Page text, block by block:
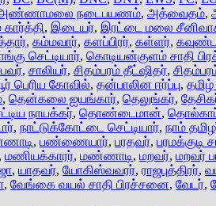
நடைபயணம், அத்வைதம்,
, இடையர், இரட்டை மலை
, கம்மவார், களப்பிரர், கள்ளர்,
செட்டியார், கொடியன்குளம் சாதி
, சாலியர், சிதம்பரம் தீட்ஷிதர்,
பெரிய கோவில், தன்பாலின ஈர்ப்பு, தமிழ்
, தென்கலை ஐயங்கார், தெலுங்கர்,
நாயக்கர், தொண்டைமான்,
, நாட்டுக்கோட்டை செட்டியார், நாம்
, பண்ணையார், பரதவர், பரமக்குடி
, மணியக்காரர், மண்ணாடி, மறவர், மறவர்
, யாதவர், யோகிஸ்வவரர், ராஜபுத்திரர்,
, வேங்கை வயல் சாதி பிரச்சனை, வேடர்,